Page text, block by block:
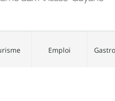
Emploi